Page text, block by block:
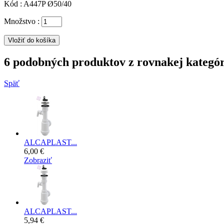
Kód : A447P Ø50/40
Množstvo :
6 podobných produktov z rovnakej
Späť
ALCAPLAST...
6,00 €
Zobraziť
ALCAPLAST...
5,94 €